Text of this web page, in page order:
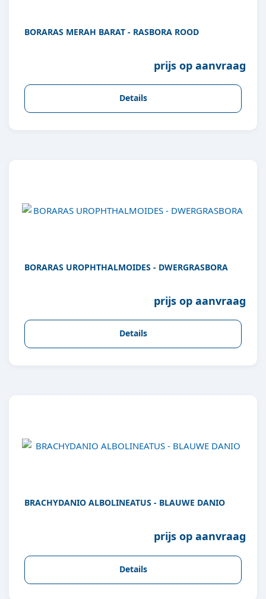
BORARAS MERAH BARAT - RASBORA ROOD
prijs op aanvraag
Details
BORARAS UROPHTHALMOIDES - DWERGRASBORA
prijs op aanvraag
Details
BRACHYDANIO ALBOLINEATUS - BLAUWE DANIO
prijs op aanvraag
Details